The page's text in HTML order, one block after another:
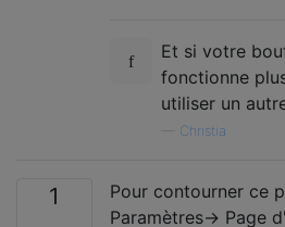
Et si votre
fonctionne
utiliser un
Christia
1
Pour contourner ce
Paramètres-> Page